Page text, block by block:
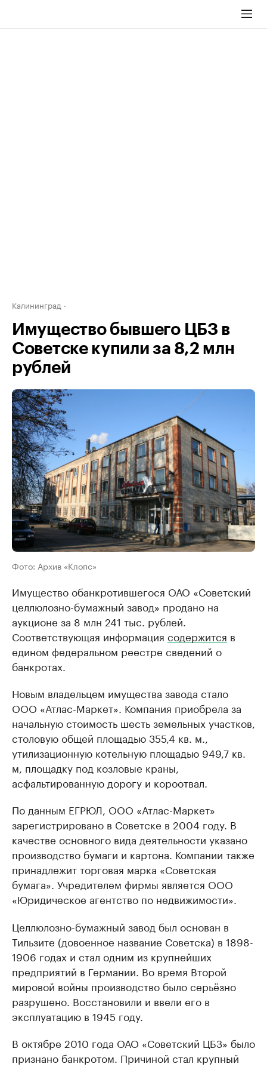
Калининград
Имущество бывшего ЦБЗ в
Советске купили за 8,2 млн
рублей
Фото: Архив «Клопс»
Имущество обанкротившегося ОАО «Советский
целлюлозно-бумажный завод» продано на
аукционе за 8 млн 241 тыс. рублей.
Соответствующая информация содержится в
едином федеральном реестре сведений о
банкротах.
Новым владельцем имущества завода стало
ООО «Атлас-Маркет». Компания приобрела за
начальную стоимость шесть земельных участков,
столовую общей площадью 355,4 кв. м.,
утилизационную котельную площадью 949,7 кв.
м, площадку под козловые краны,
асфальтированную дорогу и короотвал.
По данным ЕГРЮЛ, ООО «Атлас-Маркет»
зарегистрировано в Советске в 2004 году. В
качестве основного вида деятельности указано
производство бумаги и картона. Компании также
принадлежит торговая марка «Советская
бумага». Учредителем фирмы является ООО
«Юридическое агентство по недвижимости».
Целлюлозно-бумажный завод был основан в
Тильзите (довоенное название Советска) в 1898-
1906 годах и стал одним из крупнейших
предприятий в Германии. Во время Второй
мировой войны производство было серьёзно
разрушено. Восстановили и ввели его в
эксплуатацию в 1945 году.
В октябре 2010 года ОАО «Советский ЦБЗ» было
признано банкротом. Причиной стал крупный